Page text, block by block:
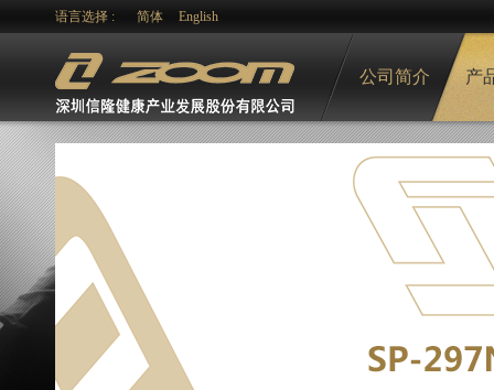
语言选择 : 简体 English
公司简介 产